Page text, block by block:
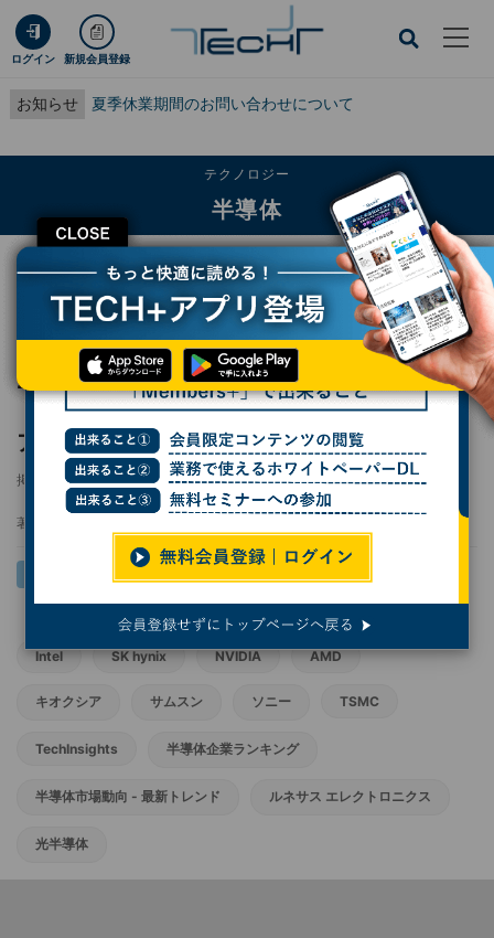
ログイン 新規会員登録
お知らせ 夏季休業期間のお問い合わせについて
CLOSE
テクノロジー
半導体
TECH+ テクノロジー
半導体
2026年第1四半期の半導体売上高ランキングトップ25、日本勢トップは11位のキ
2026年第1四半期の半導体売上高ランキング
トップ25、日本勢トップは11位のキオクシ
ア TechInsights調べ
掲載日 2026/05/21 13:47
著者：
Intel SK hynix NVIDIA AMD
キオクシア サムスン ソニー TSMC
TechInsights 半導体企業ランキング
半導体市場動向 - 最新トレンド ルネサス エレクトロニクス
光半導体